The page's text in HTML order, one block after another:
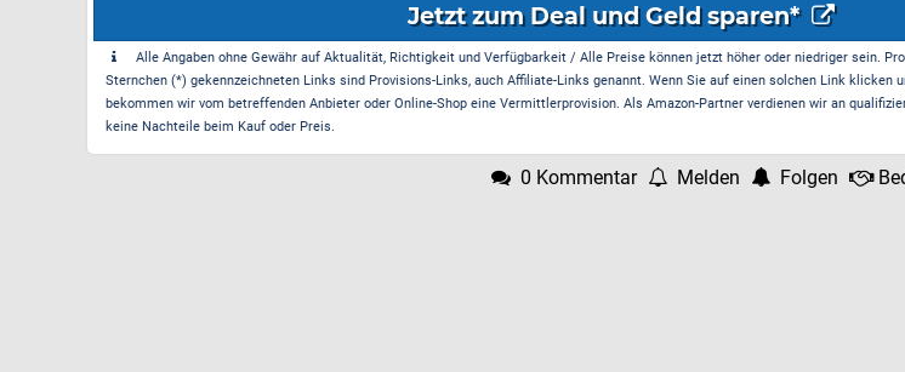
Jetzt zum Deal und Geld sparen*
Alle Angaben ohne Gewähr auf Aktualität, Richtigkeit und Verfügbarkeit / Alle Preise können jetzt höher oder niedriger sein.
Sternchen (*) gekennzeichneten Links sind Provisions-Links, auch Affiliate-Links genannt. Wenn Sie auf einen solchen Link klicken
bekommen wir vom betreffenden Anbieter oder Online-Shop eine Vermittlerprovision. Als Amazon-Partner verdienen wir an
keine Nachteile beim Kauf oder Preis.
0 Kommentar Melden Folgen